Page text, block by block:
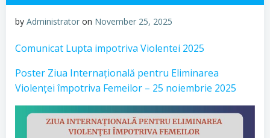
by Administrator on November 25, 2025
Comunicat Lupta impotriva Violentei 2025
Poster Ziua Internațională pentru Eliminarea
Violenței împotriva Femeilor – 25 noiembrie 2025